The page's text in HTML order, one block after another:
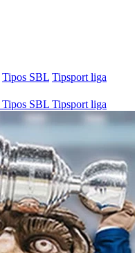
Tipos SBL Tipsport liga
Tipos SBL Tipsport liga